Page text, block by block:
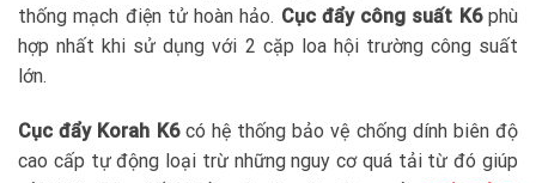
thống mạch điện tử hoàn hảo. Cục đẩy công suất K6phù
hợp nhất khi sử dụng với 2 cặp loa hội trường công suất
lớn.
Cục đẩy Korah K6có hệ thống bảo vệ chống dính biên độ
cao cấp tự động loại trừ những nguy cơ quá tải từ đó giúp